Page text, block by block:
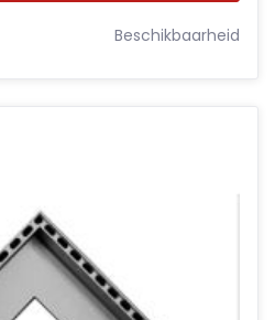
Beschikbaarheid